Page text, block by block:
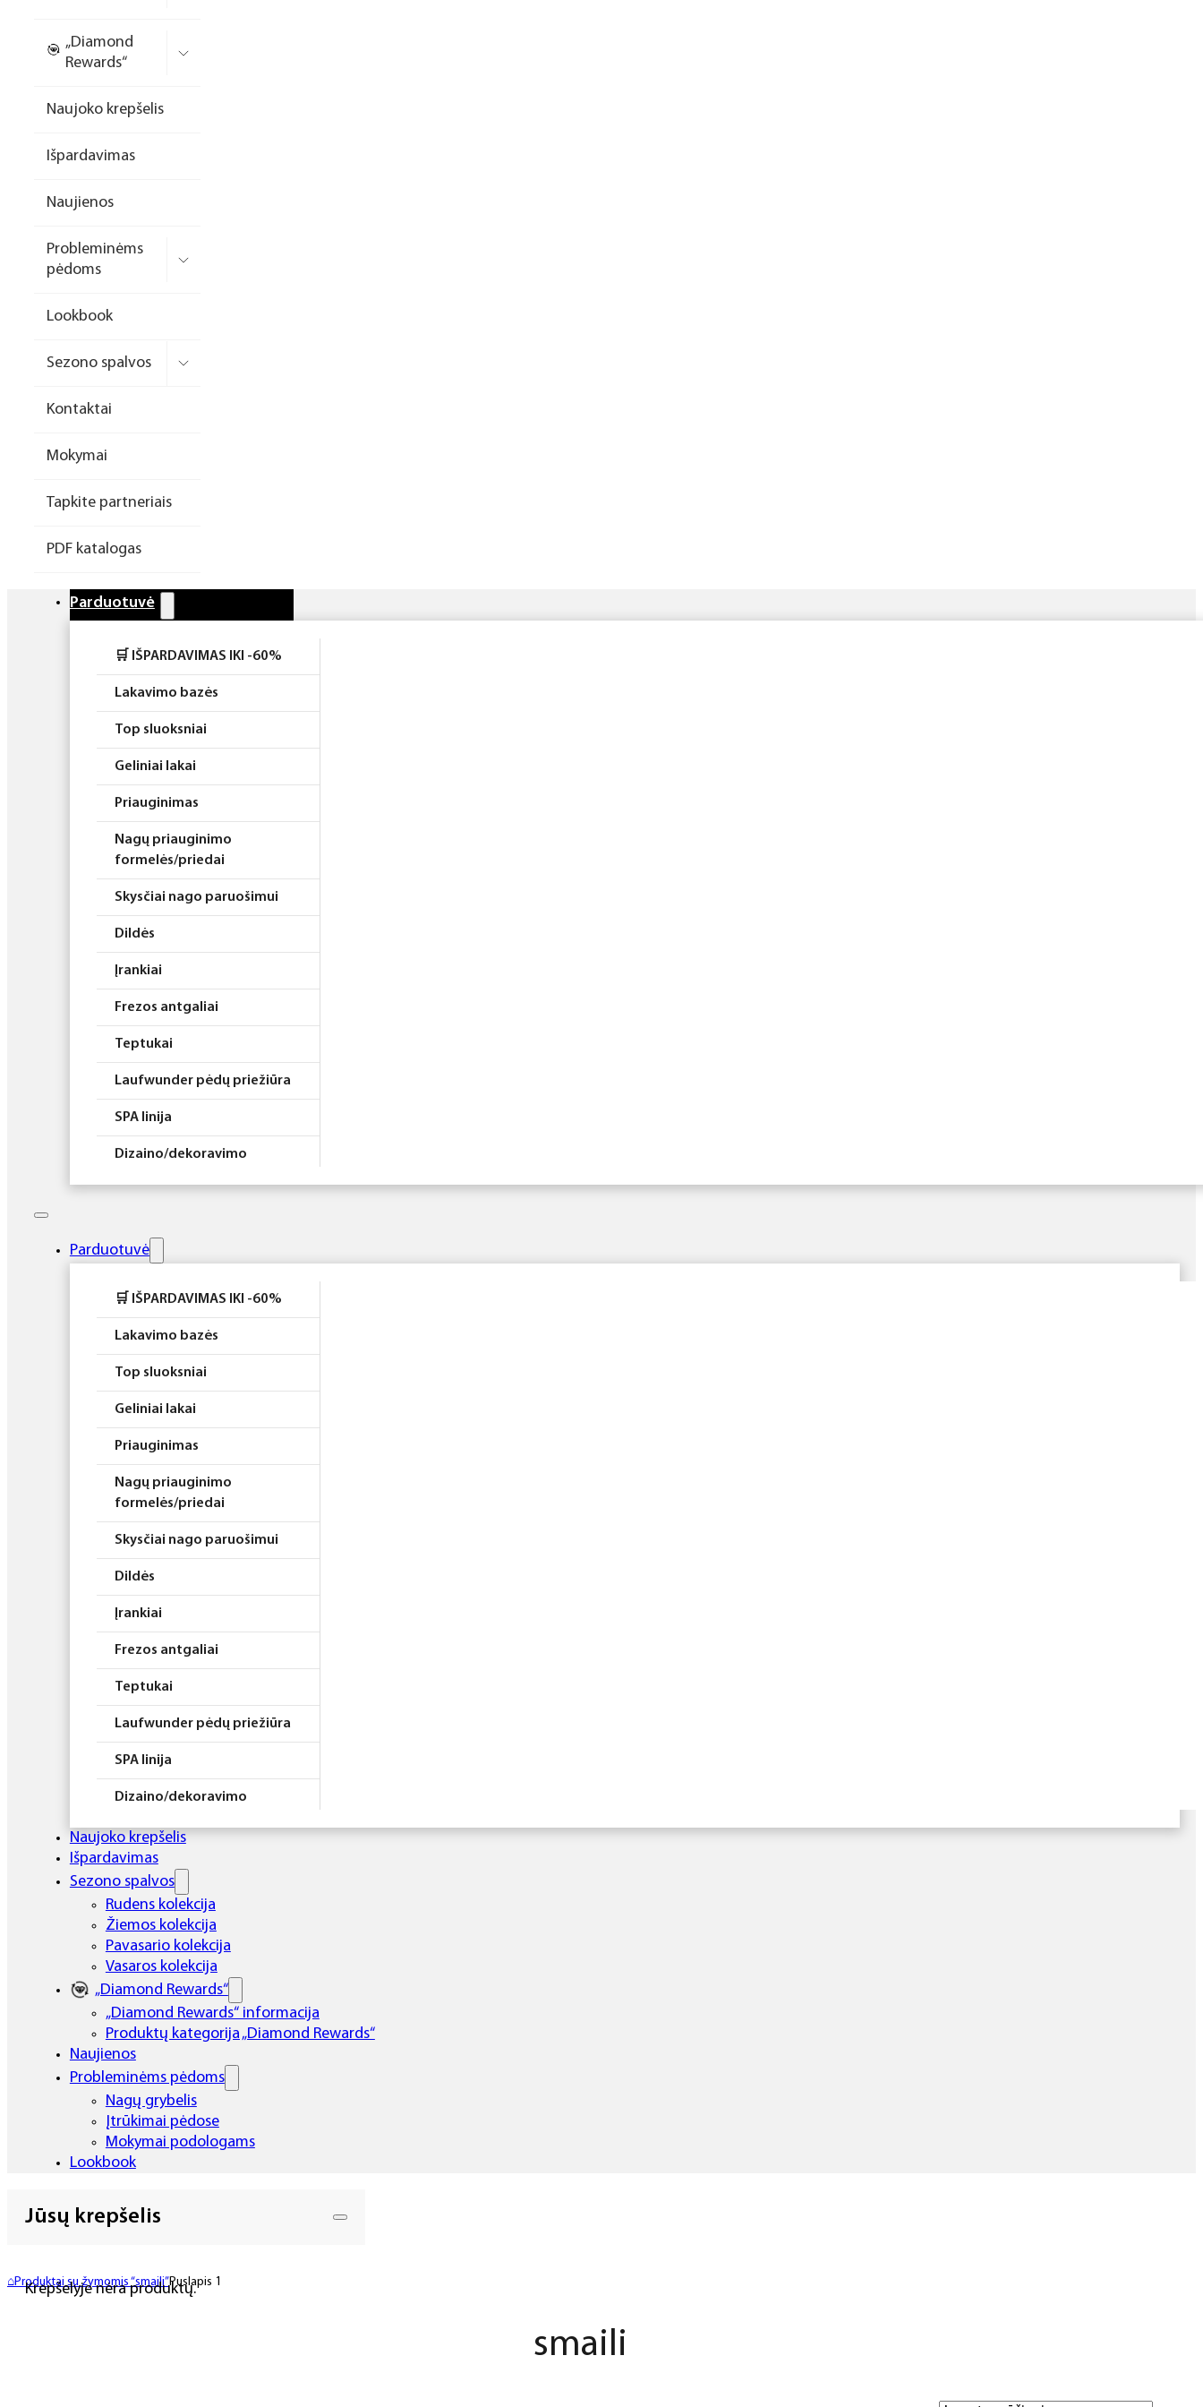
formelės/priedai
Dildės
Įrankiai
Laufwunder pėdų priežiūra
priemonės
Rinkiniai
„Diamond
Rewards“
Naujoko krepšelis
Išpardavimas
Naujienos
Probleminėms
pėdoms
Lookbook
Sezono spalvos
Kontaktai
Mokymai
Tapkite partneriais
PDF katalogas
Parduotuvė
🛒 IŠPARDAVIMAS IKI -60%
Lakavimo bazės
Top sluoksniai
Geliniai lakai
Priauginimas
Nagų priauginimo
formelės/priedai
Skysčiai nago paruošimui
Dildės
Įrankiai
Frezos antgaliai
Teptukai
Laufwunder pėdų priežiūra
SPA linija
Dizaino/dekoravimo
Higiena
Rinkiniai
Parduotuvė
🛒 IŠPARDAVIMAS IKI -60%
Lakavimo bazės
Top sluoksniai
Geliniai lakai
Priauginimas
Nagų priauginimo
formelės/priedai
Skysčiai nago paruošimui
Dildės
Įrankiai
Frezos antgaliai
Teptukai
Laufwunder pėdų priežiūra
SPA linija
Dizaino/dekoravimo
Elektros prietaisai
Higiena
Atributika
Rinkiniai
Naujoko krepšelis
Išpardavimas
Sezono spalvos
Rudens kolekcija
Žiemos kolekcija
Pavasario kolekcija
Vasaros kolekcija
„Diamond Rewards“
„Diamond Rewards“ informacija
Produktų kategorija „Diamond Rewards“
Naujienos
Probleminėms pėdoms
Nagų grybelis
Įtrūkimai pėdose
Mokymai podologams
Lookbook
Jūsų krepšelis
Krepšelyje nėra produktų.
⌂Produktai su žymomis “smaili” Puslapis 1
smaili